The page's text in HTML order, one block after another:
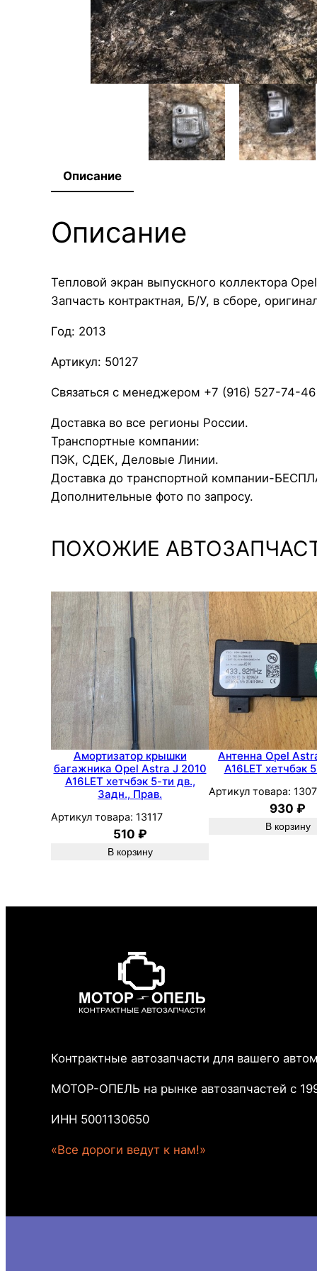
Описание
Описание
Тепловой экран выпускного коллектора
Запчасть контрактная, Б/У, в сборе,
Год: 2013
Артикул: 50127
Связаться с менеджером +7 (916) 527-74-46
Доставка во все регионы России.
Транспортные компании:
ПЭК, СДЕК, Деловые Линии.
Доставка до транспортной компании-
Дополнительные фото по запросу.
ПОХОЖИЕ
Амортизатор крышки
багажника Opel Astra J 2010
A16LET хетчбэк 5-ти дв.,
Задн., Прав.
Артикул товара: 13117
510 ₽
В корзину
Антенна Opel
A16LET хетчбэк
Артикул товара:
930 ₽
В корзину
Контрактные автозапчасти для вашего
МОТОР-ОПЕЛЬ на рынке автозапчастей с
ИНН 5001130650
«Все дороги ведут к нам!»